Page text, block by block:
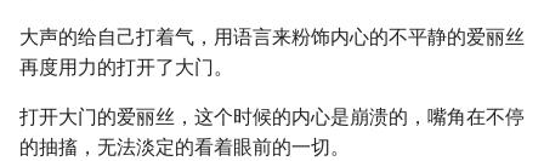
大声的给自己打着气，用语言来粉饰内心的不平静的爱丽丝
再度用力的打开了大门。
打开大门的爱丽丝，这个时候的内心是崩溃的，嘴角在不停
的抽搐，无法淡定的看着眼前的一切。